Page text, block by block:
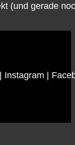
(und gerade
| Instagram |